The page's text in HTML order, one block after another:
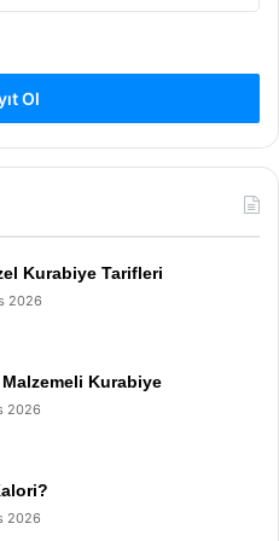
Ol
Kurabiye Tarifleri
2026
Malzemeli Kurabiye
2026
2026